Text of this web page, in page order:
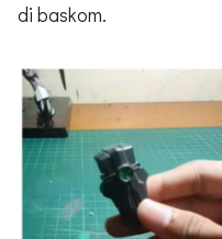
di baskom.